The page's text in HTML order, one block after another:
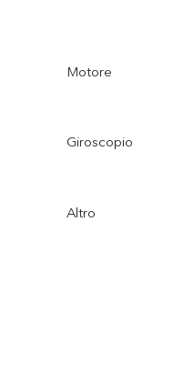
Motore
Giroscopio
Altro